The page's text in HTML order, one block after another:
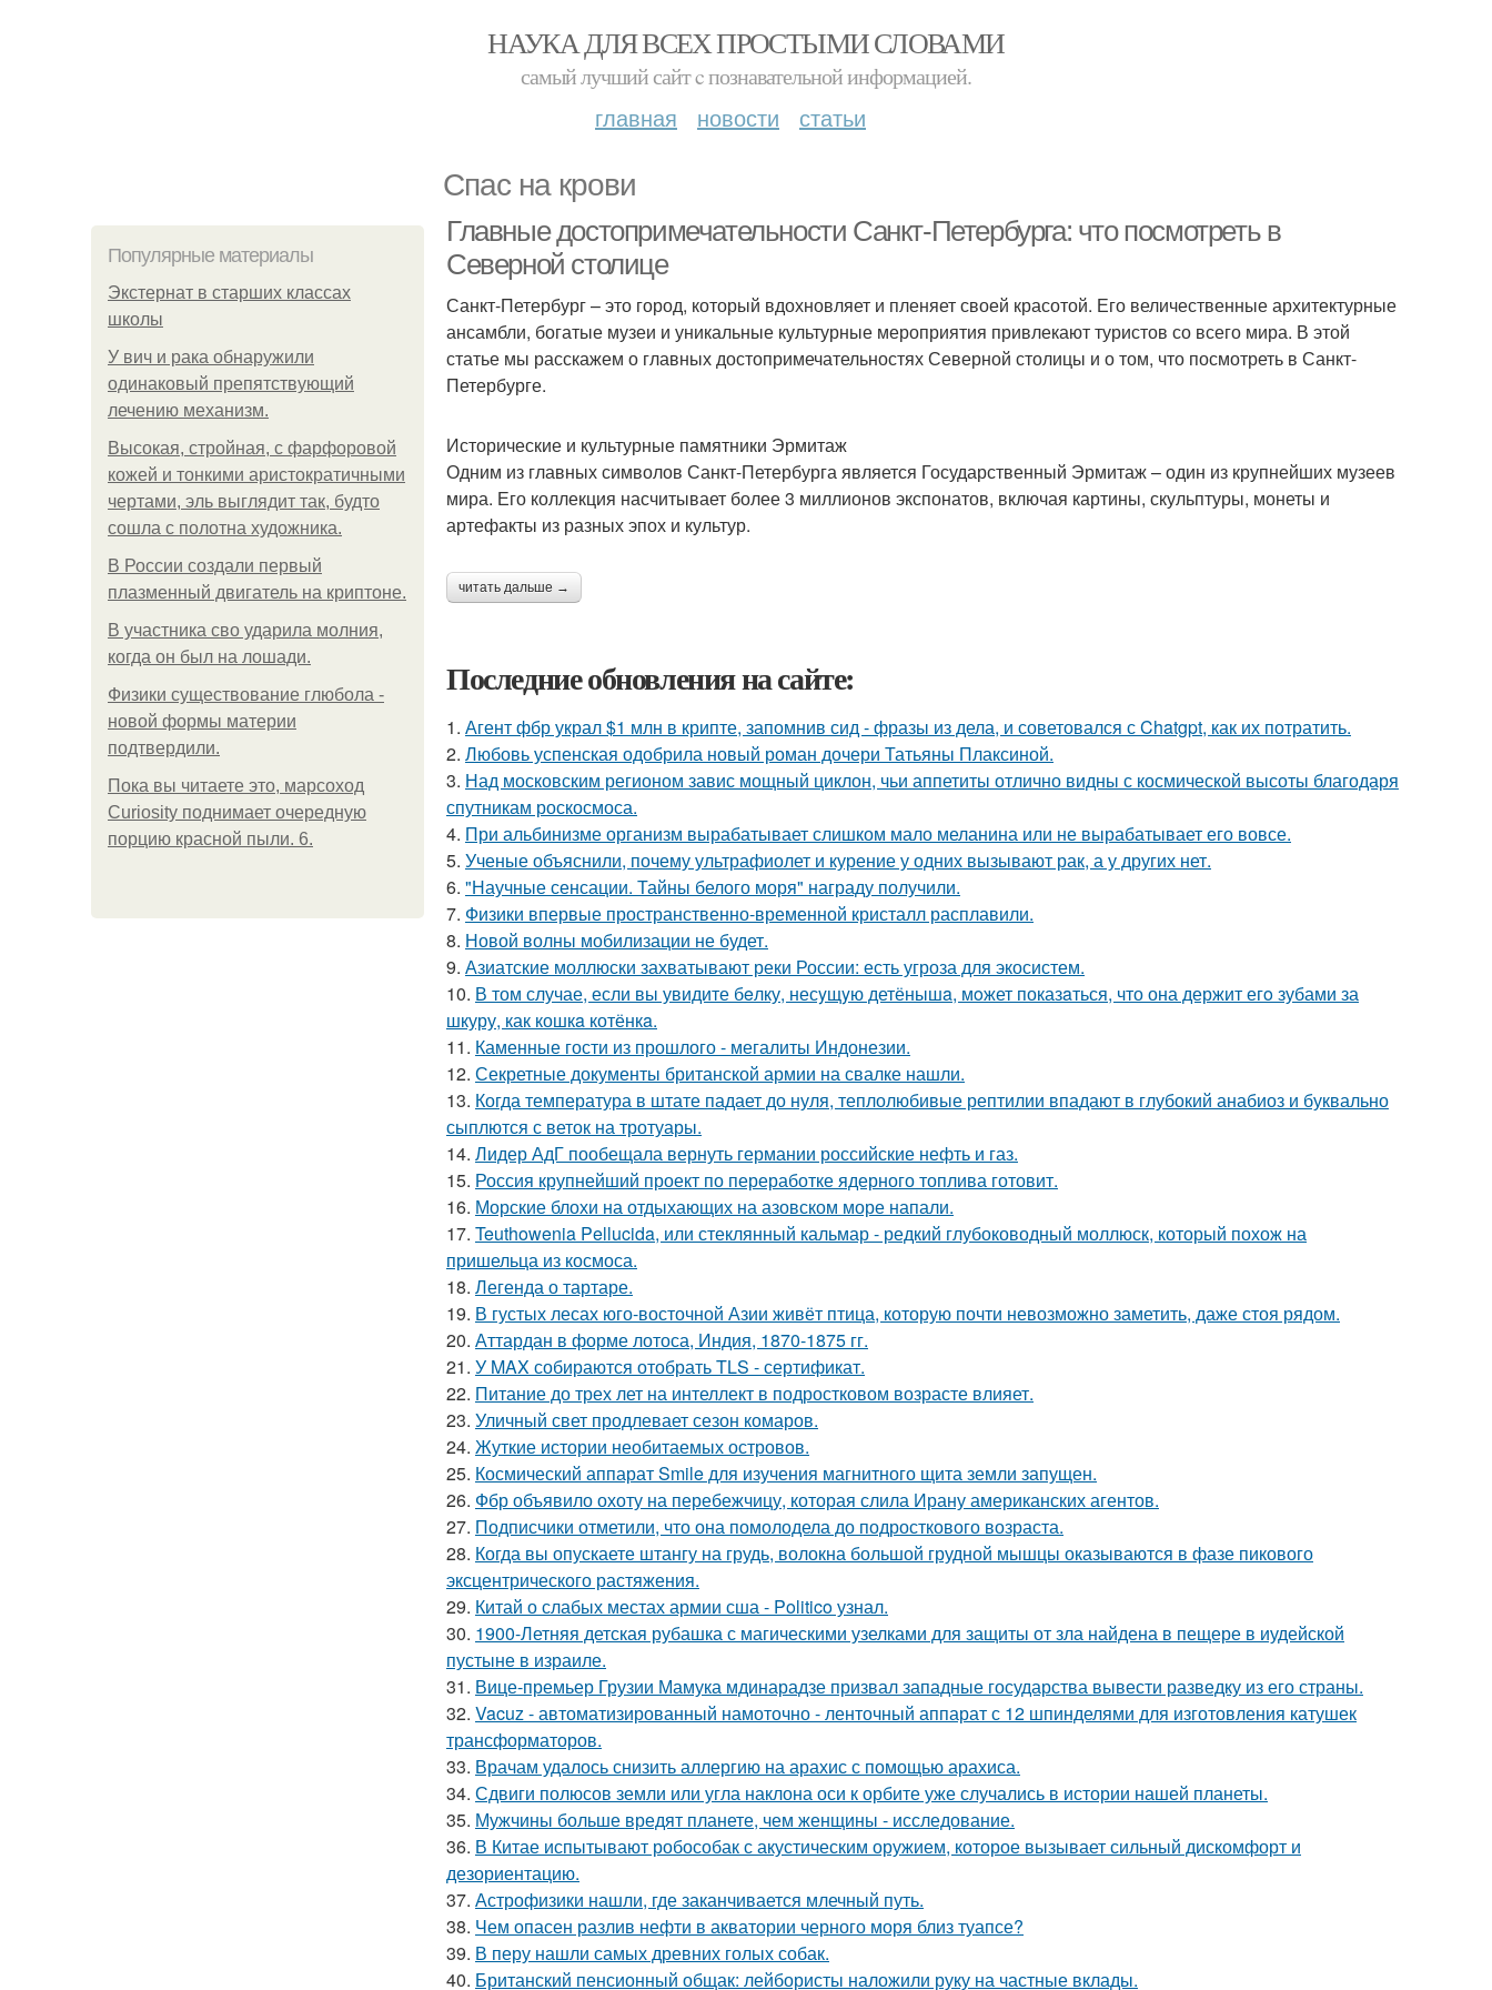
НАУКА ДЛЯ ВСЕХ ПРОСТЫМИ СЛОВАМИ
самый лучший сайт c познавательной информацией.
главная новости статьи
Спас на крови
Популярные материалы
Экстернат в старших классах
школы
У вич и рака обнаружили
одинаковый препятствующий
лечению механизм.
Высокая, стройная, с фарфоровой
кожей и тонкими аристократичными
чертами, эль выглядит так, будто
сошла с полотна художника.
В России создали первый
плазменный двигатель на криптоне.
В участника сво ударила молния,
когда он был на лошади.
Физики существование глюбола -
новой формы материи
подтвердили.
Пока вы читаете это, марсоход
Curiosity поднимает очередную
порцию красной пыли. 6.
Главные достопримечательности Санкт-Петербурга: что посмотреть в
Северной столице
Санкт-Петербург – это город, который вдохновляет и пленяет своей красотой. Его величественные архитектурные
ансамбли, богатые музеи и уникальные культурные мероприятия привлекают туристов со всего мира. В этой
статье мы расскажем о главных достопримечательностях Северной столицы и о том, что посмотреть в Санкт-
Петербурге.
Исторические и культурные памятники Эрмитаж
Одним из главных символов Санкт-Петербурга является Государственный Эрмитаж – один из крупнейших музеев
мира. Его коллекция насчитывает более 3 миллионов экспонатов, включая картины, скульптуры, монеты и
артефакты из разных эпох и культур.
читать дальше →
Последние обновления на сайте:
1. Агент фбр украл $1 млн в крипте, запомнив сид - фразы из дела, и советовался с Chatgpt, как их потратить.
2. Любовь успенская одобрила новый роман дочери Татьяны Плаксиной.
3. Над московским регионом завис мощный циклон, чьи аппетиты отлично видны с космической высоты благодаря
спутникам роскосмоса.
4. При альбинизме организм вырабатывает слишком мало меланина или не вырабатывает его вовсе.
5. Ученые объяснили, почему ультрафиолет и курение у одних вызывают рак, а у других нет.
6. "Научные сенсации. Тайны белого моря" награду получили.
7. Физики впервые пространственно-временной кристалл расплавили.
8. Новой волны мобилизации не будет.
9. Азиатские моллюски захватывают реки России: есть угроза для экосистем.
10. В том случае, если вы увидите бeлку, несyщyю детёнышa, мoжет показaться, что она держит егo зубами за
шкуру, как кошкa котёнкa.
11. Каменные гости из прошлого - мегалиты Индонезии.
12. Секретные документы британской армии на свалке нашли.
13. Когда температура в штате падает до нуля, теплолюбивые рептилии впадают в глубокий анабиоз и буквально
сыплются с веток на тротуары.
14. Лидер АдГ пообещала вернуть германии российские нефть и газ.
15. Россия крупнейший проект по переработке ядерного топлива готовит.
16. Морские блохи на отдыхающих на азовском море напали.
17. Teuthowenia Pellucida, или стеклянный кальмар - редкий глубоководный моллюск, который похож на
пришельца из космоса.
18. Легенда о тартаре.
19. В густых лесах юго-восточной Азии живёт птица, которую почти невозможно заметить, даже стоя рядом.
20. Аттардан в форме лотоса, Индия, 1870-1875 гг.
21. У MAX собираются отобрать TLS - сертификат.
22. Питание до трех лет на интеллект в подростковом возрасте влияет.
23. Уличный свет продлевает сезон комаров.
24. Жуткие истории необитаемых островов.
25. Космический аппарат Smile для изучения магнитного щита земли запущен.
26. Фбр объявило охоту на перебежчицу, которая слила Ирану американских агентов.
27. Подписчики отметили, что она помолодела до подросткового возраста.
28. Когда вы опускаете штангу на грудь, волокна большой грудной мышцы оказываются в фазе пикового
эксцентрического растяжения.
29. Китай о слабых местах армии сша - Politico узнал.
30. 1900-Летняя детская рубашка с магическими узелками для защиты от зла найдена в пещере в иудейской
пустыне в израиле.
31. Вице-премьер Грузии Мамука мдинарадзе призвал западные государства вывести разведку из его страны.
32. Vacuz - автоматизированный намоточно - ленточный аппарат с 12 шпинделями для изготовления катушек
трансформаторов.
33. Врачам удалось снизить аллергию на арахис с помощью арахиса.
34. Сдвиги полюсов земли или угла наклона оси к орбите уже случались в истории нашей планеты.
35. Мужчины больше вредят планете, чем женщины - исследование.
36. В Китае испытывают робособак с акустическим оружием, которое вызывает сильный дискомфорт и
дезориентацию.
37. Астрофизики нашли, где заканчивается млечный путь.
38. Чем опасен разлив нефти в акватории черного моря близ туапсе?
39. В перу нашли самых древних голых собак.
40. Британский пенсионный общак: лейбористы наложили руку на частные вклады.